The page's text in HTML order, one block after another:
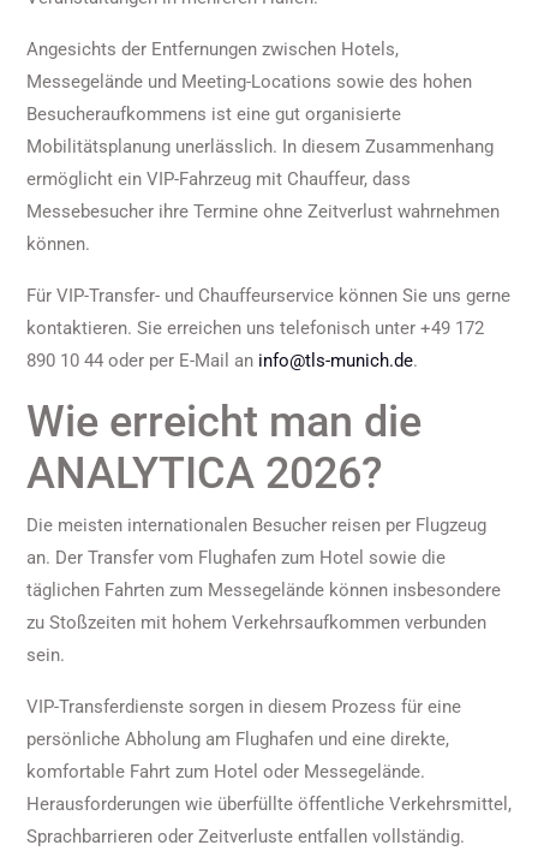
Angesichts der Entfernungen zwischen Hotels,
Messegelände und Meeting-Locations sowie des hohen
Besucheraufkommens ist eine gut organisierte
Mobilitätsplanung unerlässlich. In diesem Zusammenhang
ermöglicht ein VIP-Fahrzeug mit Chauffeur, dass
Messebesucher ihre Termine ohne Zeitverlust wahrnehmen
können.
Für VIP-Transfer- und Chauffeurservice können Sie uns gerne
kontaktieren. Sie erreichen uns telefonisch unter +49 172
890 10 44 oder per E-Mail an info@tls-munich.de.
Wie erreicht man die
ANALYTICA 2026?
Die meisten internationalen Besucher reisen per Flugzeug
an. Der Transfer vom Flughafen zum Hotel sowie die
täglichen Fahrten zum Messegelände können insbesondere
zu Stoßzeiten mit hohem Verkehrsaufkommen verbunden
sein.
VIP-Transferdienste sorgen in diesem Prozess für eine
persönliche Abholung am Flughafen und eine direkte,
komfortable Fahrt zum Hotel oder Messegelände.
Herausforderungen wie überfüllte öffentliche Verkehrsmittel,
Sprachbarrieren oder Zeitverluste entfallen vollständig.